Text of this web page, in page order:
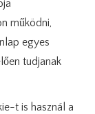
működni,
egyes
tudjanak
t is használ a